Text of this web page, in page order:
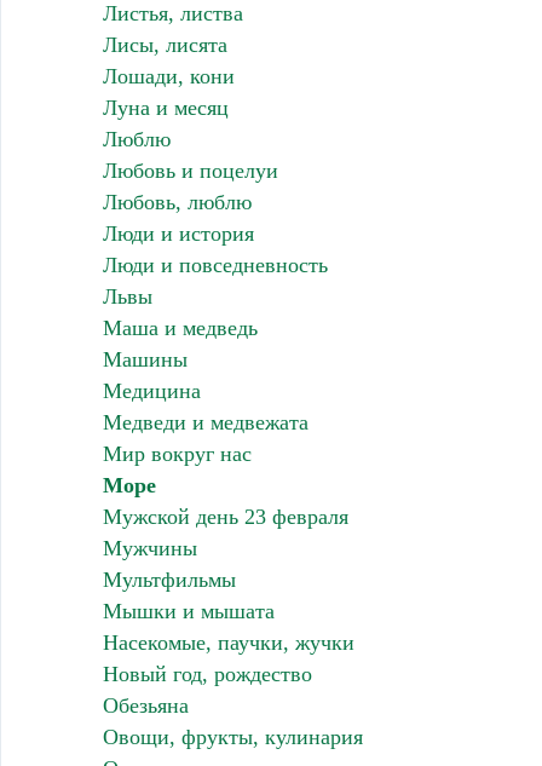
Листья, листва
Лисы, лисята
Лошади, кони
Луна и месяц
Люблю
Любовь и поцелуи
Любовь, люблю
Люди и история
Люди и повседневность
Львы
Маша и медведь
Машины
Медицина
Медведи и медвежата
Мир вокруг нас
Море
Мужской день 23 февраля
Мужчины
Мультфильмы
Мышки и мышата
Насекомые, паучки, жучки
Новый год, рождество
Обезьяна
Овощи, фрукты, кулинария